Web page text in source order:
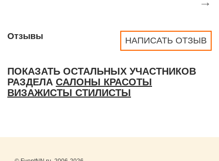
НАПИСАТЬ ОТЗЫВ
Отзывы
ПОКАЗАТЬ ОСТАЛЬНЫХ УЧАСТНИКОВ
РАЗДЕЛА САЛОНЫ КРАСОТЫ
ВИЗАЖИСТЫ СТИЛИСТЫ